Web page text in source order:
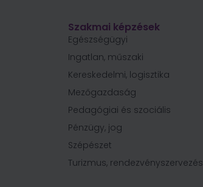
Szakmai képzések
Egészségügyi
Ingatlan, műszaki
Kereskedelmi, logisztika
Mezőgazdaság
Pedagógiai és szociális
Pénzügy, jog
Szépészet
Turizmus, rendezvényszervezés